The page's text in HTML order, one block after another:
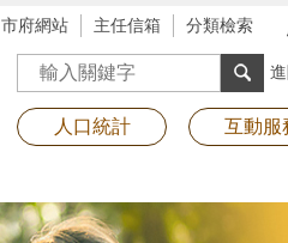
市府網站 主任信箱 分類檢索
搜尋
人口統計 互動服